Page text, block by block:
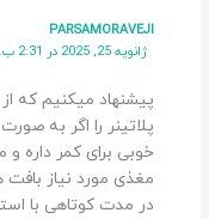
PARSAMORAVEJI
ژانویه 25, 2025 در 2:31 ب.ظ
پیشنهاد میکنیم که
پلاتینر را اگر به
خوبی برای کمر داره
مغذی مورد نیاز بافت
در مدت کوتاهی با